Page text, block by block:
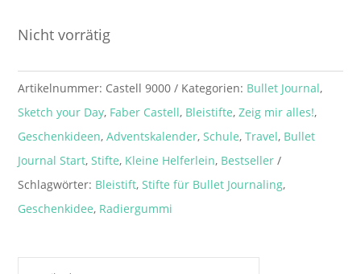
Nicht vorrätig
Artikelnummer: Castell 9000 Kategorien: Bullet Journal,
Sketch your Day, Faber Castell, Bleistifte,Zeig mir alles!,
Geschenkideen,Adventskalender,Schule,Travel, Bullet
Journal Start,Stifte, Kleine Helferlein, Bestseller
Schlagwörter: Bleistift,Stifte für Bullet Journaling,
Geschenkidee, Radiergummi